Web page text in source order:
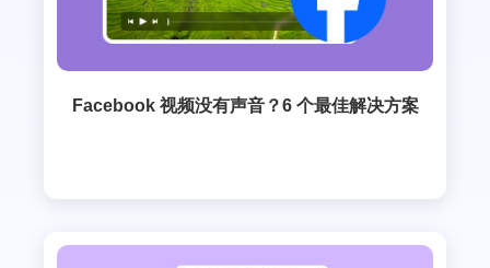
Facebook 视频没有声音？6 个最佳解决方案